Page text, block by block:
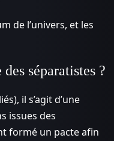
de l’univers, et les
séparatistes ?
il s’agit d’une
issues des
formé un pacte afin